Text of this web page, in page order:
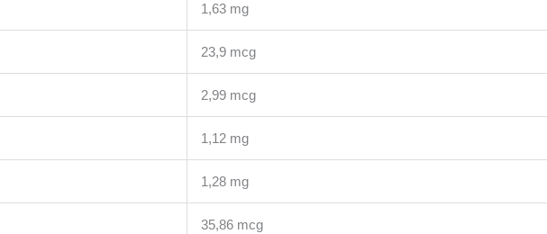
1,63 mg
23,9 mcg
2,99 mcg
1,12 mg
1,28 mg
35,86 mcg